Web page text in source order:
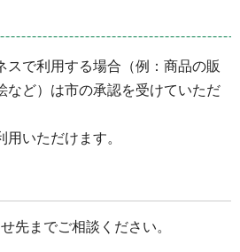
スで利用する場合（例：商品の販
など）は市の承認を受けていただ
いただけます。
先までご相談ください。